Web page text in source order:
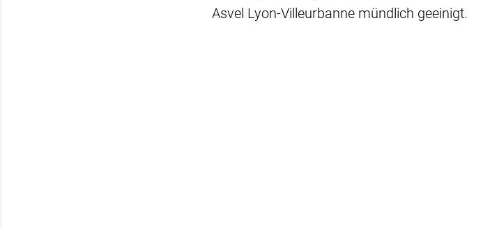
Asvel Lyon-Villeurbanne mündlich geeinigt.